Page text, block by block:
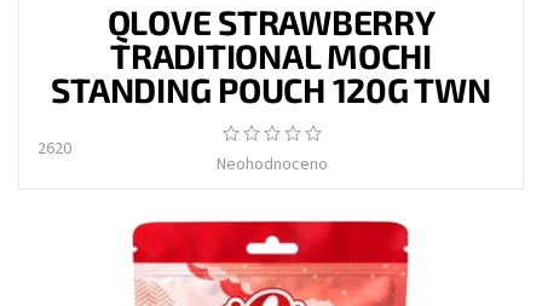
QLOVE STRAWBERRY
TRADITIONAL MOCHI
STANDING POUCH 120G TWN
2620
Neohodnoceno